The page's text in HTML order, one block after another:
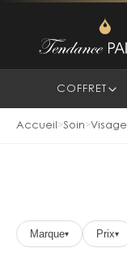
COFFRET
Accueil >Soin>Visage
Marque▾ Prix▾